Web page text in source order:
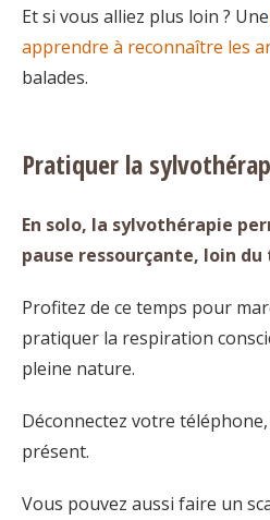
Et si vous alliez plus loin ? Une
apprendre à reconnaître les
balades.
Pratiquer la
En solo, la sylvothérapie
pause ressourçante, loin
Profitez de ce temps pour
pratiquer la respiration
pleine nature.
Déconnectez votre
présent.
Vous pouvez aussi faire un